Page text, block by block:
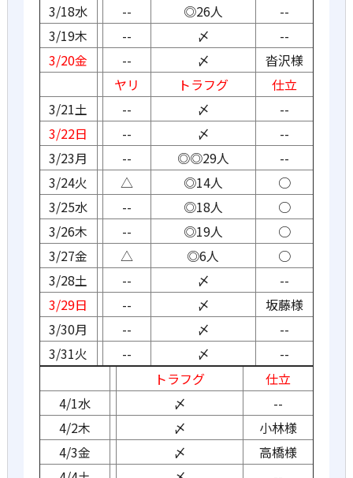
3/18水
-- ◎26人
--
3/19木
-- 〆
--
3/20金
-- 〆
沓沢様
ヤリ
トラフグ
仕立
3/21土
-- 〆
--
3/22日
-- 〆
--
3/23月
-- ◎◎29人
--
3/24火
△ ◎14人
○
3/25水
-- ◎18人
○
3/26木
-- ◎19人
○
3/27金
△ ◎6人
○
3/28土
-- 〆
--
3/29日
-- 〆
坂藤様
3/30月
-- 〆
--
3/31火
-- 〆
--
トラフグ
仕立
4/1水
〆
--
4/2木
〆
小林様
4/3金
〆
高橋様